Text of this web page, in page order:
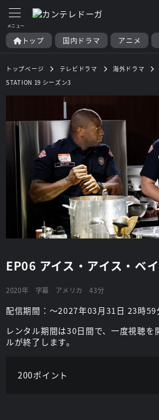
トップ 国内ドラマ アニメ
トップページ テレビドラマ 海外ドラマ
STATION 19 シーズン3
EP06 アイス・アイス・ベ
2020年 字幕 アメリカ 43分
配信期間：～2027年03月31日 23時59
レンタル期間は30日間で、一度視聴を
ルが終了します。
200ポイント